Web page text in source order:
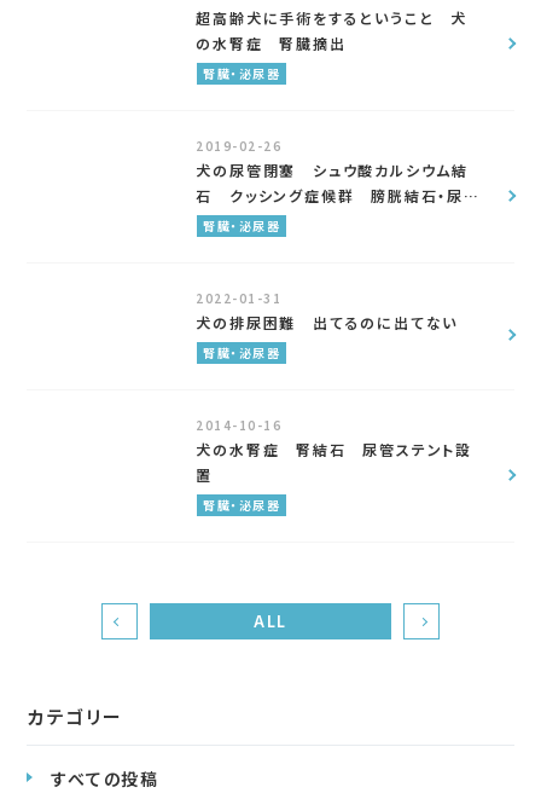
カテゴリー
すべての投稿
超高齢犬に手術をするということ 犬
の水腎症 腎臓摘出
腎臓・泌尿器
2019-02-26
犬の尿管閉塞 シュウ酸カルシウム結
石 クッシング症候群 膀胱結石・尿道
閉塞
腎臓・泌尿器
2022-01-31
犬の排尿困難 出てるのに出てない
腎臓・泌尿器
2014-10-16
犬の水腎症 腎結石 尿管ステント設
置
腎臓・泌尿器
ALL